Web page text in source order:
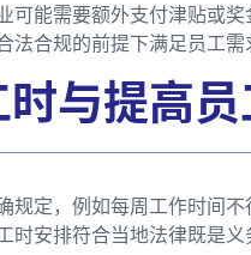
可能需要额外支付津贴或
法合规的前提下满足员工需
与提高
规定，例如每周工作时间
时安排符合当地法律既是义